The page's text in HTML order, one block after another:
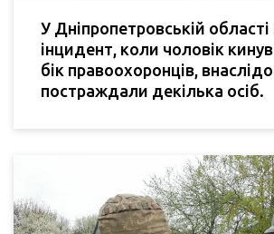
У Дніпропетровській області
інцидент, коли чоловік
бік правоохоронців,
постраждали декілька осіб.